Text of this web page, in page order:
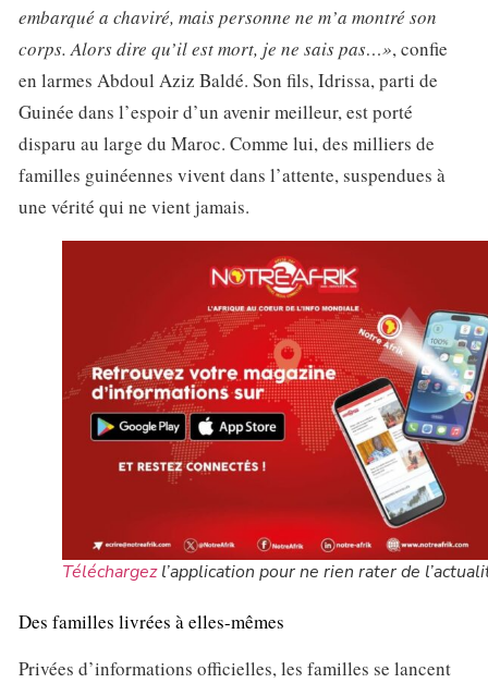
embarqué a chaviré, mais personne ne m’a montré son
corps. Alors dire qu’il est mort, je ne sais pas…», confie
en larmes Abdoul Aziz Baldé. Son fils, Idrissa, parti de
Guinée dans l’espoir d’un avenir meilleur, est porté
disparu au large du Maroc. Comme lui, des milliers de
familles guinéennes vivent dans l’attente, suspendues à
une vérité qui ne vient jamais.
Téléchargezl’application pour ne rien rater de
Des familles livrées à elles-mêmes
Privées d’informations officielles, les familles se lancent